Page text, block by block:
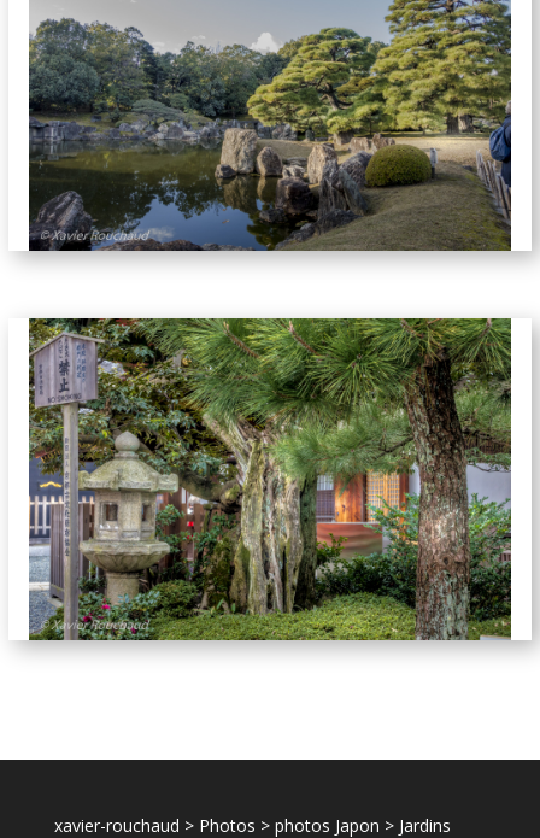
jardins-6368
jardins-6424
xavier-rouchaud > Photos > photos Japon > Jardins